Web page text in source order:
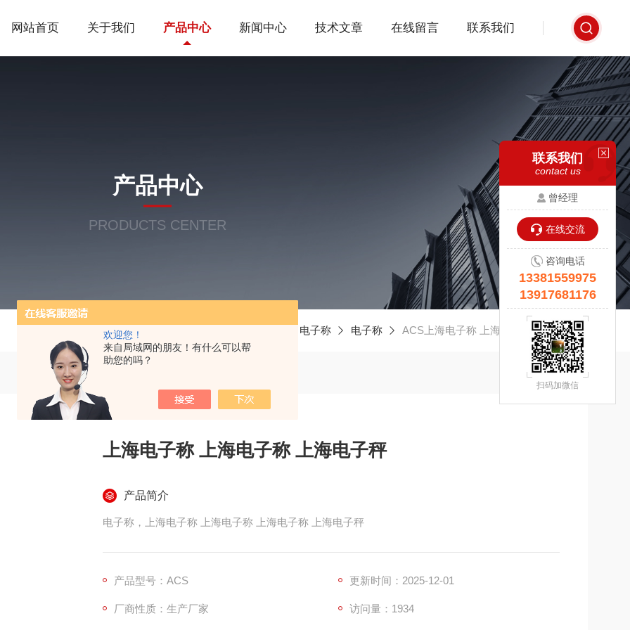
欢迎您！
来自局域网的朋友！有什么可以帮
助您的吗？
网站首页 关于我们 产品中心 新闻中心 技术文章 在线留言 联系我们
产品中心
PRODUCTS CENTER
电子称 电子称 ACS上海电子称 上海电子称 上海电子秤
上海电子称 上海电子称 上海电子秤
产品简介
电子称，上海电子称 上海电子称 上海电子称 上海电子秤
产品型号：ACS 更新时间：2025-12-01
厂商性质：生产厂家 访问量：1934
联系我们
contact us
曾经理
在线交流
咨询电话
13381559975
13917681176
扫码加微信